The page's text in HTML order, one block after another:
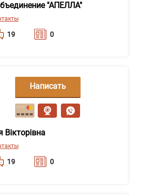
"АПЕЛЛА"
19 0
Вікторівна
19 0
Написать
сообщение